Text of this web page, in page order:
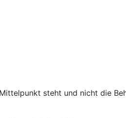
steht und nicht die